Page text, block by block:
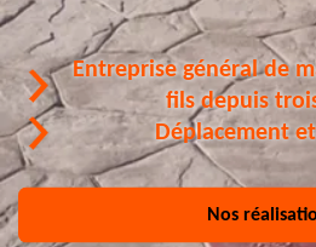
Entreprise général de
fils depuis
Déplacement
Nos